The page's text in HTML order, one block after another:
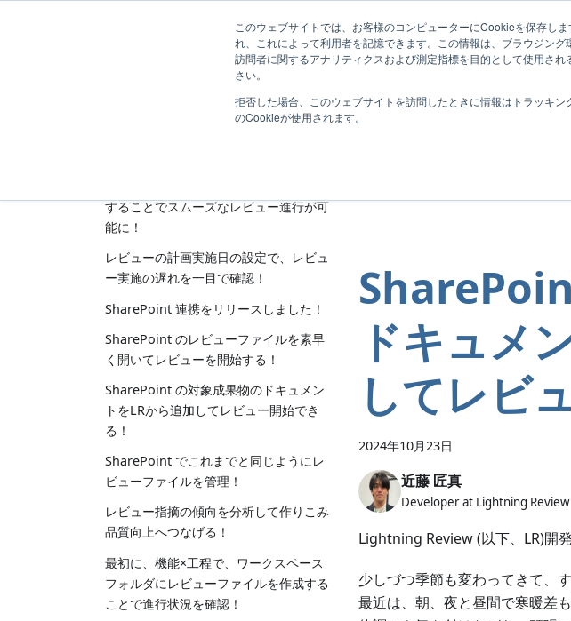
このウェブサイトでは、お客様のコンピューターにCookieを保存し
れ、これによって利用者を記憶できます。この情報は、ブラウジン
訪問者に関するアナリティクスおよび測定指標を目的として使用され
さい。
拒否した場合、このウェブサイトを訪問したときに情報はトラッキ
のCookieが使用されます。
することでスムーズなレビュー進行が可
能に！
レビューの計画実施日の設定で、レビュ
ー実施の遅れを一目で確認！
SharePoint 連携をリリースしました！
SharePoint のレビューファイルを素早
く開いてレビューを開始する！
SharePoint の対象成果物のドキュメン
トをLRから追加してレビュー開始でき
る！
SharePoint でこれまでと同じようにレ
ビューファイルを管理！
レビュー指摘の傾向を分析して作りこみ
品質向上へつなげる！
最初に、機能×工程で、ワークスペース
フォルダにレビューファイルを作成する
ことで進行状況を確認！
「Lightning
ドキュメ
してレビ
2024年10月23日
近藤 匠真
Developer at Lightning Review
Lightning Review (以下、LR)開
少しづつ季節も変わってきて、
最近は、朝、夜と昼間で寒暖差